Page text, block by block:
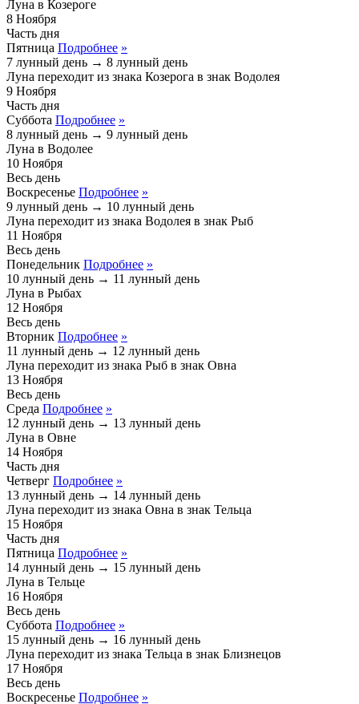
Луна в Козероге
8 Ноября
Часть дня
Пятница Подробнее »
7 лунный день → 8 лунный день
Луна переходит из знака Козерога в знак Водолея
9 Ноября
Часть дня
Суббота Подробнее »
8 лунный день → 9 лунный день
Луна в Водолее
10 Ноября
Весь день
Воскресенье Подробнее »
9 лунный день → 10 лунный день
Луна переходит из знака Водолея в знак Рыб
11 Ноября
Весь день
Понедельник Подробнее »
10 лунный день → 11 лунный день
Луна в Рыбах
12 Ноября
Весь день
Вторник Подробнее »
11 лунный день → 12 лунный день
Луна переходит из знака Рыб в знак Овна
13 Ноября
Весь день
Среда Подробнее »
12 лунный день → 13 лунный день
Луна в Овне
14 Ноября
Часть дня
Четверг Подробнее »
13 лунный день → 14 лунный день
Луна переходит из знака Овна в знак Тельца
15 Ноября
Часть дня
Пятница Подробнее »
14 лунный день → 15 лунный день
Луна в Тельце
16 Ноября
Весь день
Суббота Подробнее »
15 лунный день → 16 лунный день
Луна переходит из знака Тельца в знак Близнецов
17 Ноября
Весь день
Воскресенье Подробнее »